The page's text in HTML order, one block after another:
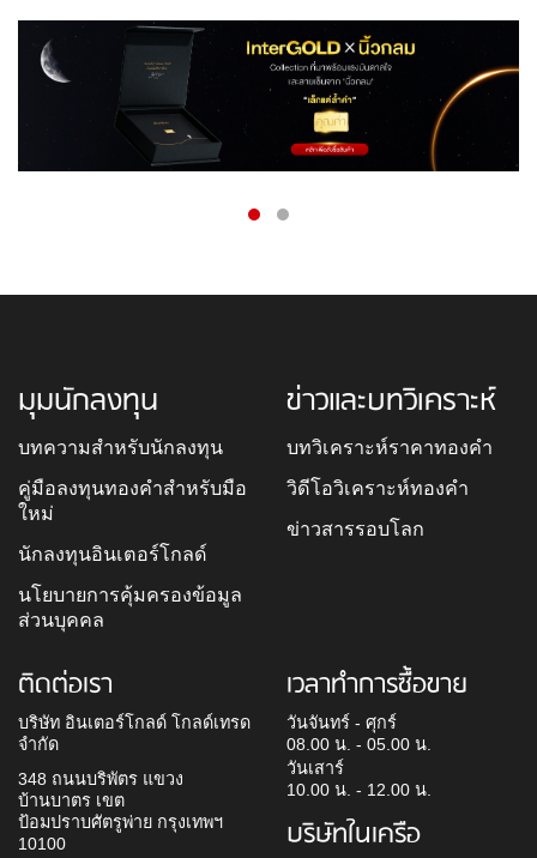
มุมนักลงทุน
บทความสำหรับนักลงทุน
คู่มือลงทุนทองคำสำหรับมือ
ใหม่
นักลงทุนอินเตอร์โกลด์
นโยบายการคุ้มครองข้อมูล
ส่วนบุคคล
ข่าวและบทวิเคราะห์
บทวิเคราะห์ราคาทองคำ
วิดีโอวิเคราะห์ทองคำ
ข่าวสารรอบโลก
ติดต่อเรา
บริษัท อินเตอร์โกลด์ โกลด์เทรด
จำกัด
348 ถนนบริพัตร แขวง
บ้านบาตร เขต
ป้อมปราบศัตรูพ่าย กรุงเทพฯ
10100
เวลาทำการซื้อขาย
วันจันทร์ - ศุกร์
08.00 น. - 05.00 น.
วันเสาร์
10.00 น. - 12.00 น.
บริษัทในเครือ